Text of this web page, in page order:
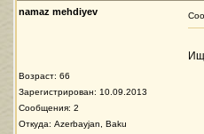
namaz mehdiyev
Возраст: 66
Зарегистрирован: 10.09.2013
Сообщения: 2
Откуда: Azerbayjan, Baku